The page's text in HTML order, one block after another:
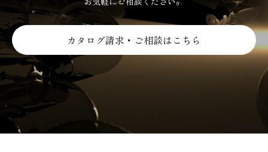
カタログ請求・ご相談はこちら